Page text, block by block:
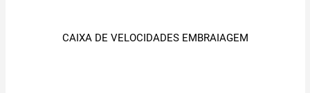
CAIXA DE VELOCIDADES EMBRAIAGEM